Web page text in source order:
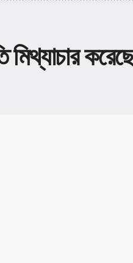
মিথ্যাচার